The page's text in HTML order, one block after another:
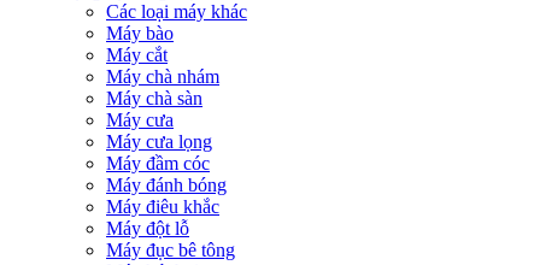
Các loại máy khác
Máy bào
Máy cắt
Máy chà nhám
Máy chà sàn
Máy cưa
Máy cưa lọng
Máy đầm cóc
Máy đánh bóng
Máy điêu khắc
Máy đột lỗ
Máy đục bê tông